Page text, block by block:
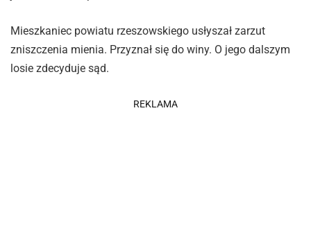
Mieszkaniec powiatu rzeszowskiego usłyszał zarzut
zniszczenia mienia. Przyznał się do winy. O jego dalszym
losie zdecyduje sąd.
REKLAMA